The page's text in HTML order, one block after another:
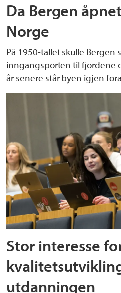
Da Bergen
Norge
På 1950-tallet skulle Bergen
inngangsporten til fjordene
år senere står byen igjen
Stor interesse
utdanningen